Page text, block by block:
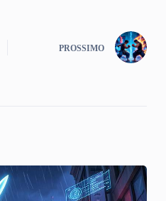
PROSSIMO